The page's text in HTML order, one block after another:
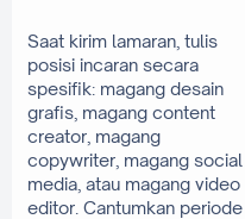
Saat kirim lamaran, tulis
posisi incaran secara
spesifik: magang desain
grafis, magang content
creator, magang
copywriter, magang social
media, atau magang video
editor. Cantumkan periode